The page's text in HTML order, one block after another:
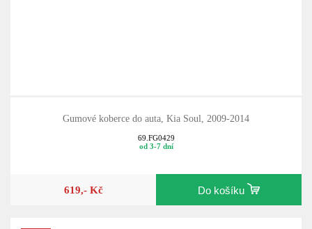
Gumové koberce do auta, Kia Soul, 2009-2014
69.FG0429
od 3-7 dní
619,- Kč Do košíku